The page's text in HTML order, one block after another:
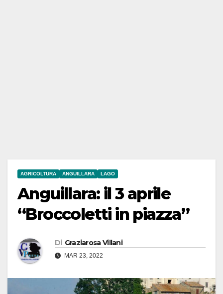
AGRICOLTURA ANGUILLARA LAGO
Anguillara: il 3 aprile
“Broccoletti in piazza”
Di Graziarosa Villani
MAR 23, 2022